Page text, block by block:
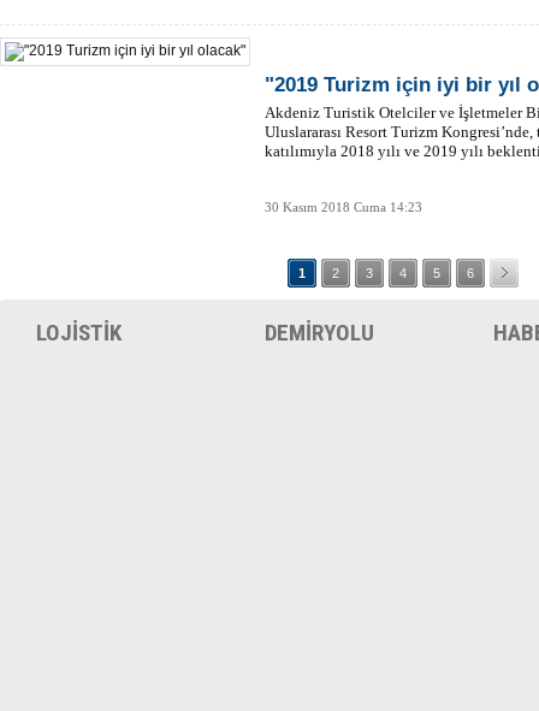
"2019 Turizm için iyi bir yıl
Akdeniz Turistik Otelciler ve İşletmeler
Uluslararası Resort Turizm
katılımıyla 2018 yılı ve 2019 yılı
30 Kasım 2018 Cuma 14:23
1 2 3 4 5 6
LOJİSTİK DEMİRYOLU